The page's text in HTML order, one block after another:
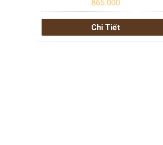
865.000
Chi Tiết